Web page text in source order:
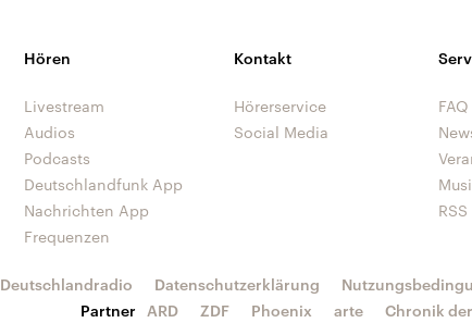
Hören
Livestream
Audios
Podcasts
Deutschlandfunk App
Nachrichten App
Frequenzen
Kontakt
Hörerservice
Social Media
FAQ
RSS
Deutschlandradio Datenschutzerklärung
Partner
ARD ZDF Phoenix arte Chronik